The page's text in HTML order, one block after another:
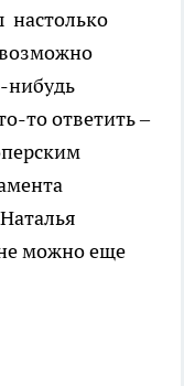
нибудь
то ответить –
можно еще